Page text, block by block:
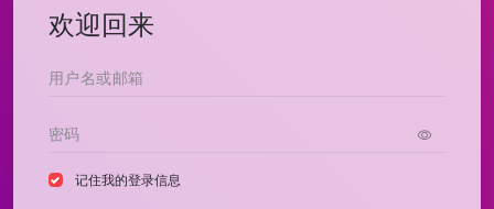
欢迎回来
记住我的登录信息